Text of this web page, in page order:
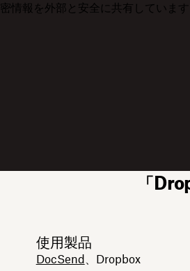
密情報を外部と安全に共有しています
「
使用製品
DocSend 、Dropbox